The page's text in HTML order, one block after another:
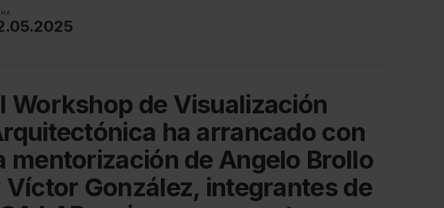
Workshop de Visualización
ha arrancado con
mentorización de Angelo Brollo
Víctor González, integrantes de